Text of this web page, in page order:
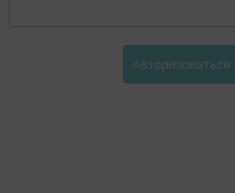
Авторизоваться